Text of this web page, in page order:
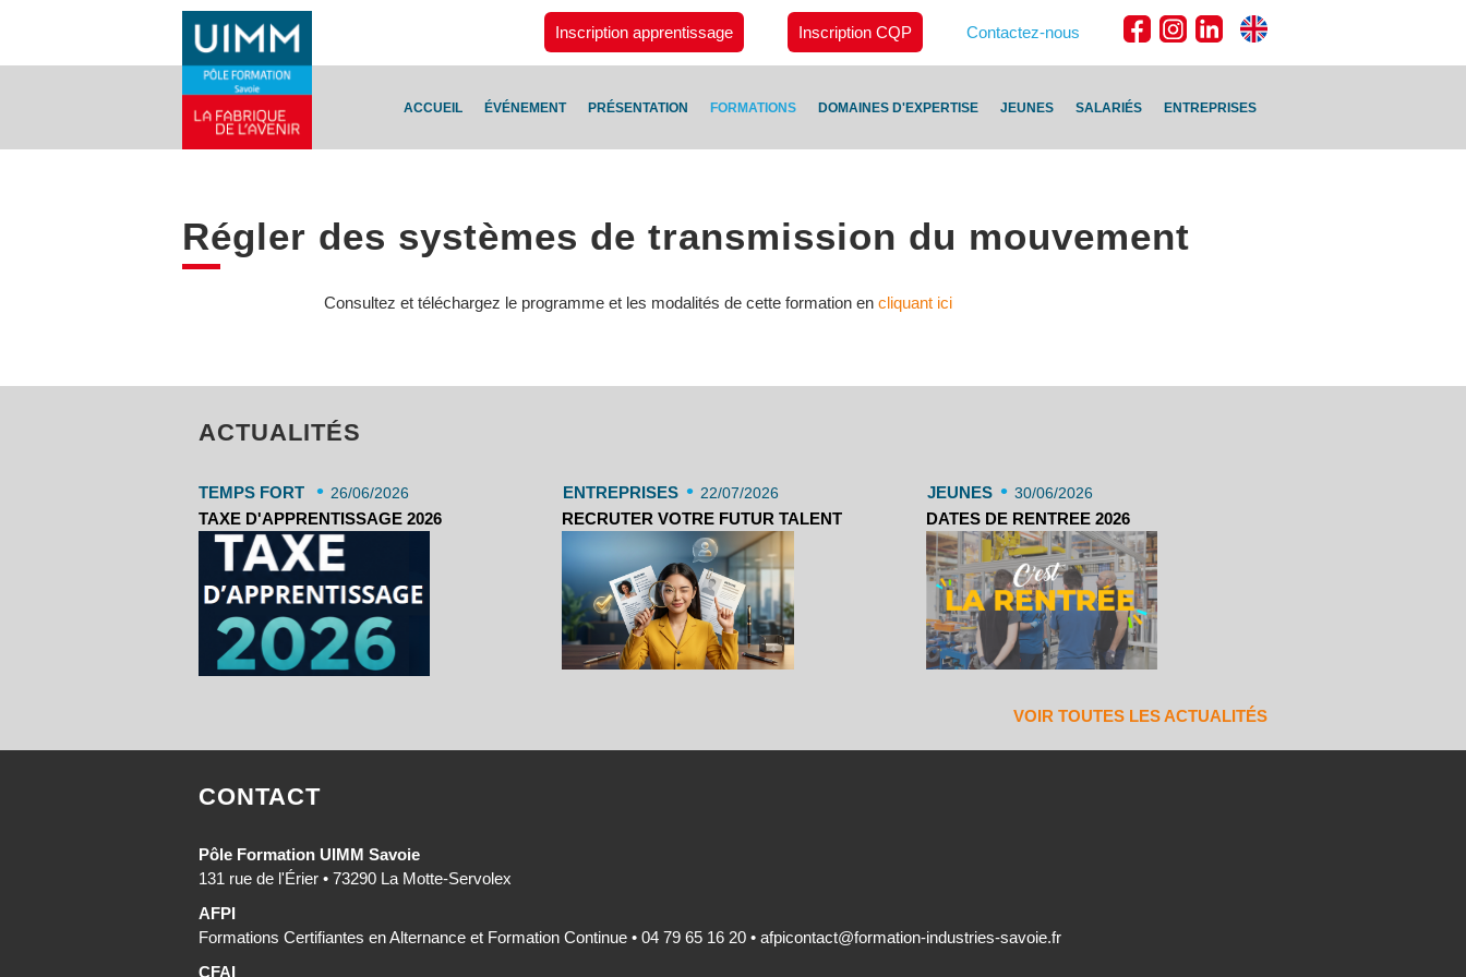
Inscription apprentissage Inscription CQP Contactez-nous
ACCUEIL ÉVÉNEMENT PRÉSENTATION FORMATIONS DOMAINES D'EXPERTISE JEUNES SALARIÉS ENTREPRISES
Régler des systèmes de transmission du mouvement
Consultez et téléchargez le programme et les modalités de cette formation en cliquant ici
ACTUALITÉS
TEMPS FORT • 26/06/2026
TAXE D'APPRENTISSAGE 2026
ENTREPRISES • 22/07/2026
RECRUTER VOTRE FUTUR TALENT
JEUNES • 30/06/2026
DATES DE RENTREE 2026
VOIR TOUTES LES ACTUALITÉS
CONTACT
Pôle Formation UIMM Savoie
131 rue de l'Érier • 73290 La Motte-Servolex
AFPI
Formations Certifiantes en Alternance et Formation Continue • 04 79 65 16 20 • afpicontact@formation-industries-savoie.fr
CFAI